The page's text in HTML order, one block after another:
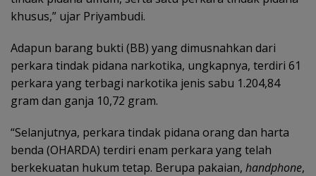
khusus,” ujar Priyambudi.
Adapun barang bukti (BB) yang dimusnahkan dari
perkara tindak pidana narkotika, ungkapnya, terdiri 61
perkara yang terbagi narkotika jenis sabu 1.204,84
gram dan ganja 10,72 gram.
“Selanjutnya, perkara tindak pidana orang dan harta
benda (OHARDA) terdiri enam perkara yang telah
berkekuatan hukum tetap. Berupa pakaian, handphone,